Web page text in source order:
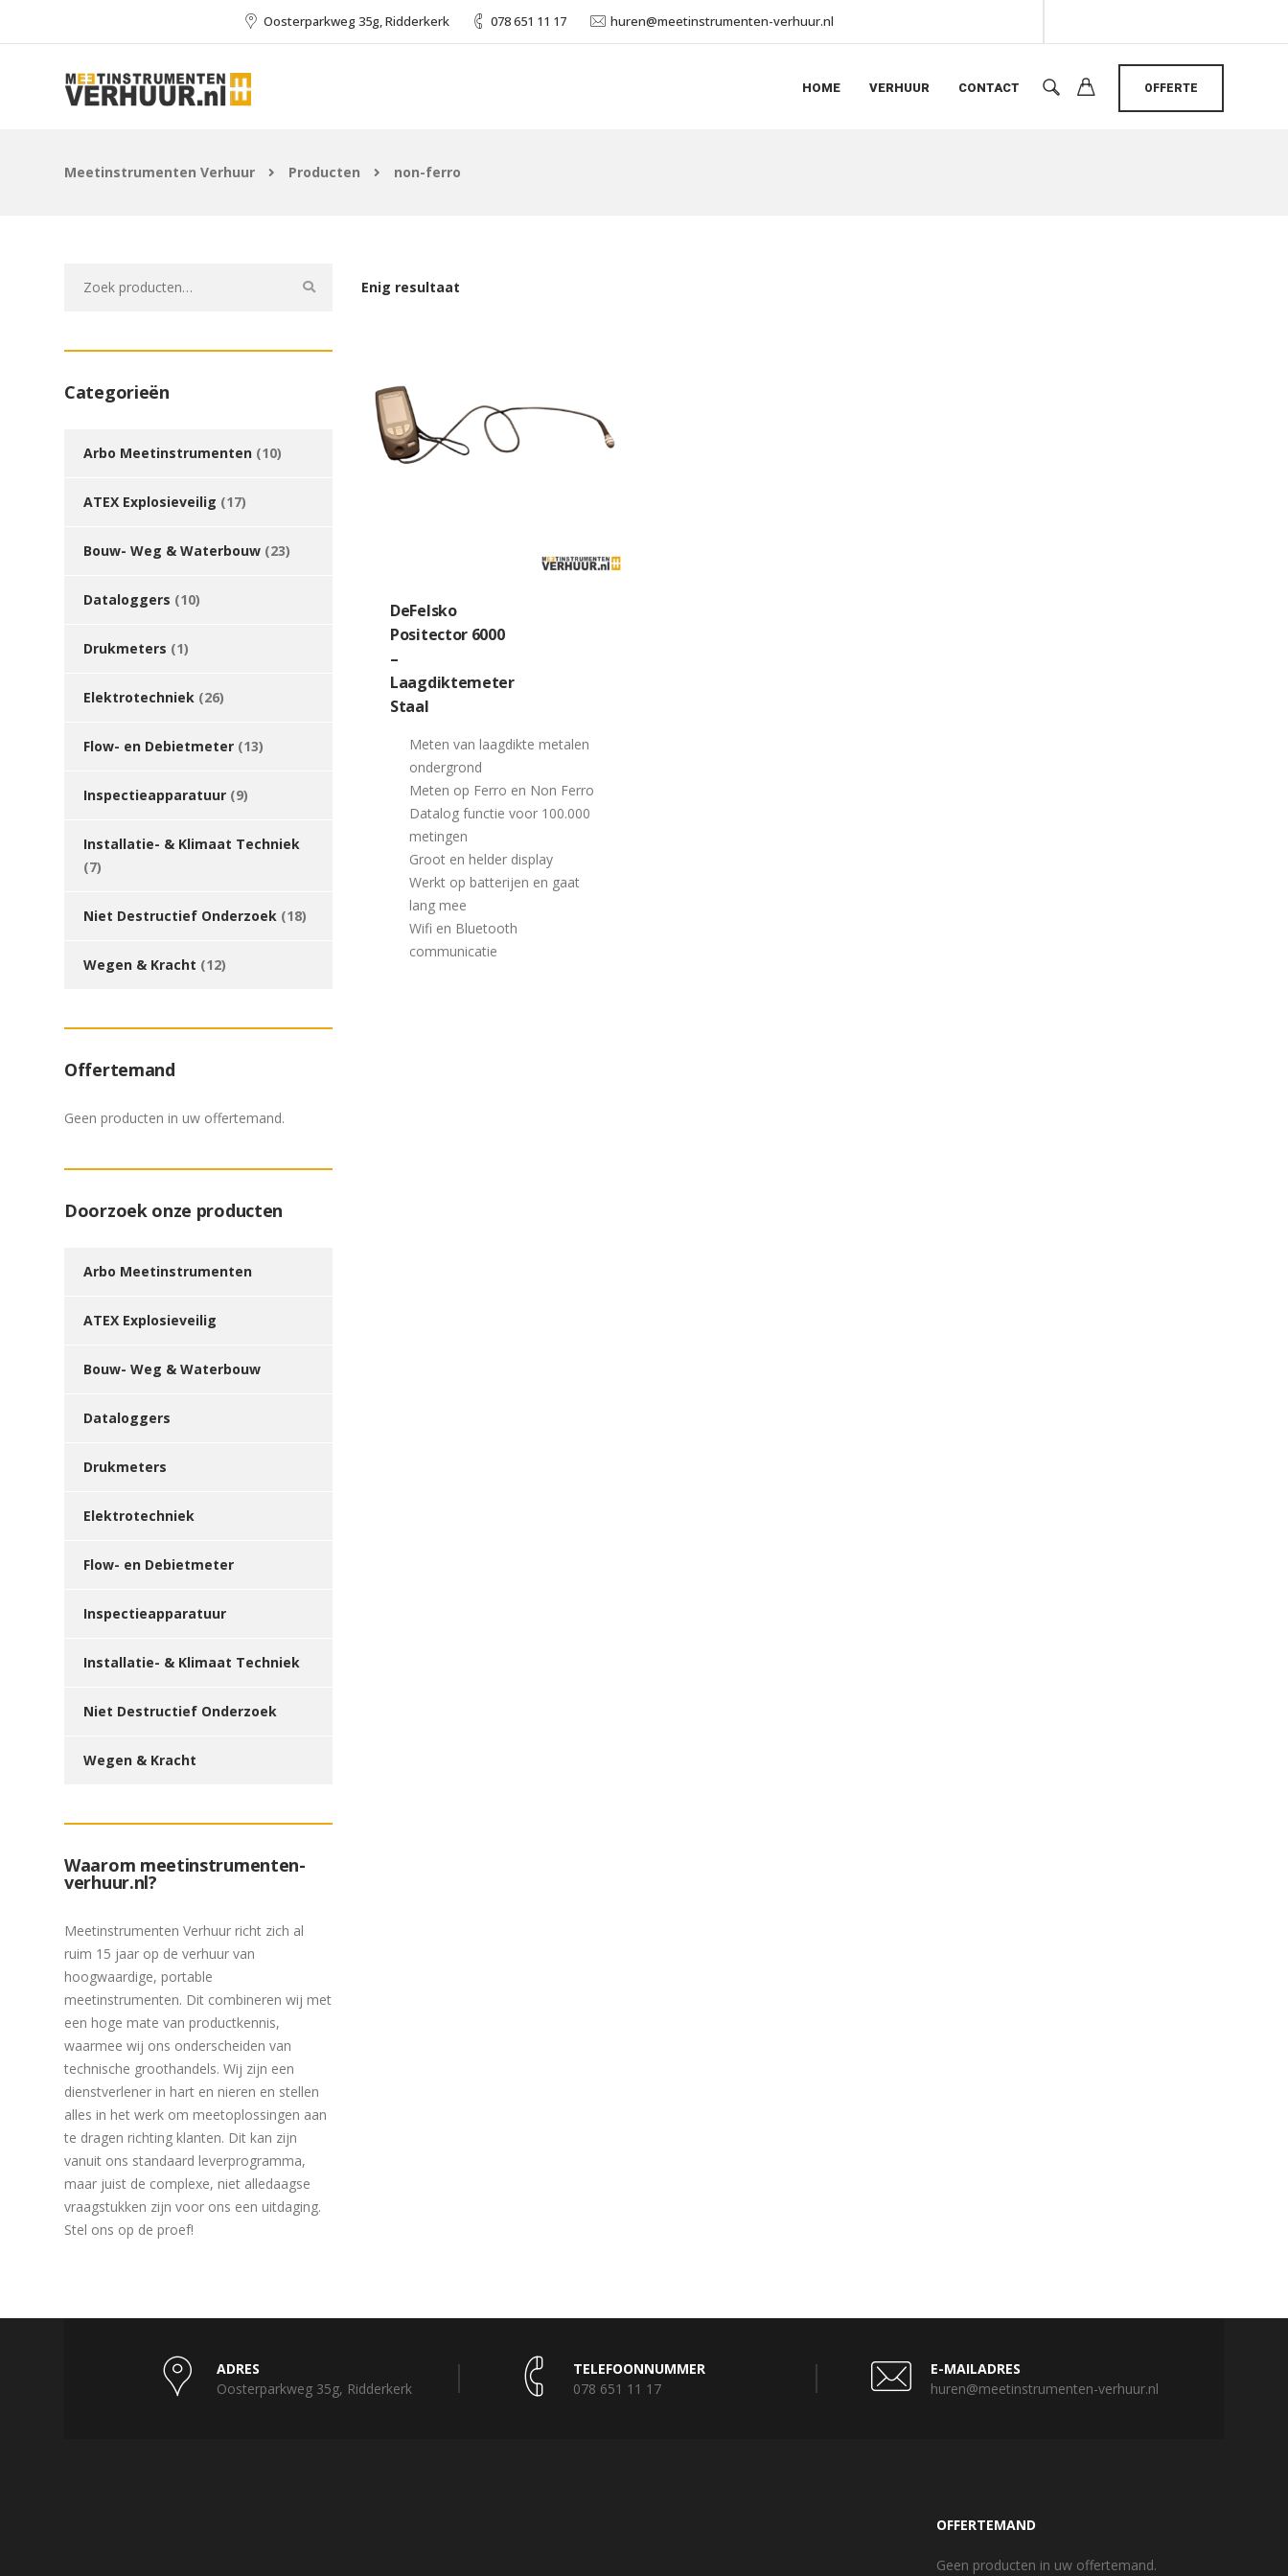
Oosterparkweg 35g, Ridderkerk 078 651 11 17 huren@meetinstrumenten-verhuur.nl
HOME VERHUUR CONTACT OFFERTE
Meetinstrumenten Verhuur Producten non-ferro
naar:
Categorieën
Arbo Meetinstrumenten (10)
ATEX Explosieveilig (17)
Bouw- Weg & Waterbouw (23)
Dataloggers (10)
Drukmeters (1)
Elektrotechniek (26)
Flow- en Debietmeter (13)
Inspectieapparatuur (9)
Installatie- & Klimaat Techniek
(7)
Niet Destructief Onderzoek (18)
Wegen & Kracht (12)
Offertemand
Geen producten in uw offertemand.
Doorzoek onze producten
Arbo Meetinstrumenten
ATEX Explosieveilig
Bouw- Weg & Waterbouw
Dataloggers
Drukmeters
Elektrotechniek
Flow- en Debietmeter
Inspectieapparatuur
Installatie- & Klimaat Techniek
Niet Destructief Onderzoek
Wegen & Kracht
Waarom meetinstrumenten-
verhuur.nl?
Meetinstrumenten Verhuur richt zich al
ruim 15 jaar op de verhuur van
hoogwaardige, portable
meetinstrumenten. Dit combineren wij met
een hoge mate van productkennis,
waarmee wij ons onderscheiden van
technische groothandels. Wij zijn een
dienstverlener in hart en nieren en stellen
alles in het werk om meetoplossingen aan
te dragen richting klanten. Dit kan zijn
vanuit ons standaard leverprogramma,
maar juist de complexe, niet alledaagse
vraagstukken zijn voor ons een uitdaging.
Stel ons op de proef!
Enig resultaat
DeFelsko
Positector 6000
–
Laagdiktemeter
Staal
Meten van laagdikte metalen
ondergrond
Meten op Ferro en Non Ferro
Datalog functie voor 100.000
metingen
Groot en helder display
Werkt op batterijen en gaat
lang mee
Wifi en Bluetooth
communicatie
ADRES
Oosterparkweg 35g, Ridderkerk
TELEFOONNUMMER
078 651 11 17
E-MAILADRES
huren@meetinstrumenten-verhuur.nl
OFFERTEMAND
Geen producten in uw offertemand.